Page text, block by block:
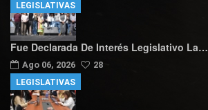
Fue Declarada De Interés Legislativo La…
Ago 06, 2026 28
LEGISLATIVAS
LEGISLATIVAS